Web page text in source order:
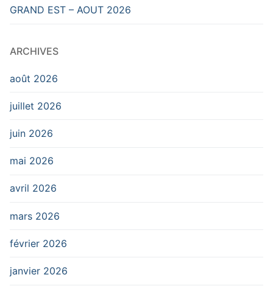
GRAND EST – AOUT 2026
ARCHIVES
août 2026
juillet 2026
juin 2026
mai 2026
avril 2026
mars 2026
février 2026
janvier 2026